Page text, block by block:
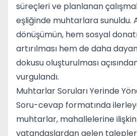
süreçleri ve planlanan
eşliğinde muhtarlara sunuldu.
dönüşümün, hem sosyal
artırılması hem de daha
dokusu oluşturulması
vurgulandı.
Muhtarlar Soruları Yerinde
Soru-cevap formatında
muhtarlar, mahallelerine
vatandaşlardan gelen